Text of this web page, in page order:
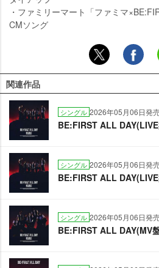
・ファミリーマート「ファミマ
CMソング
関連作品
シングル 2026年05月06日発
BE:FIRST ALL
シングル 2026年05月06日発
BE:FIRST ALL
シングル 2026年05月06日発
BE:FIRST ALL DAY(MV